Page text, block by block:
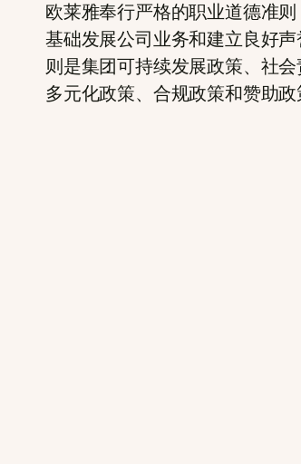
欧莱雅奉行严格的职业道德准
基础发展公司业务和建立良好
则是集团可持续发展政策、社会
多元化政策、合规政策和赞助政